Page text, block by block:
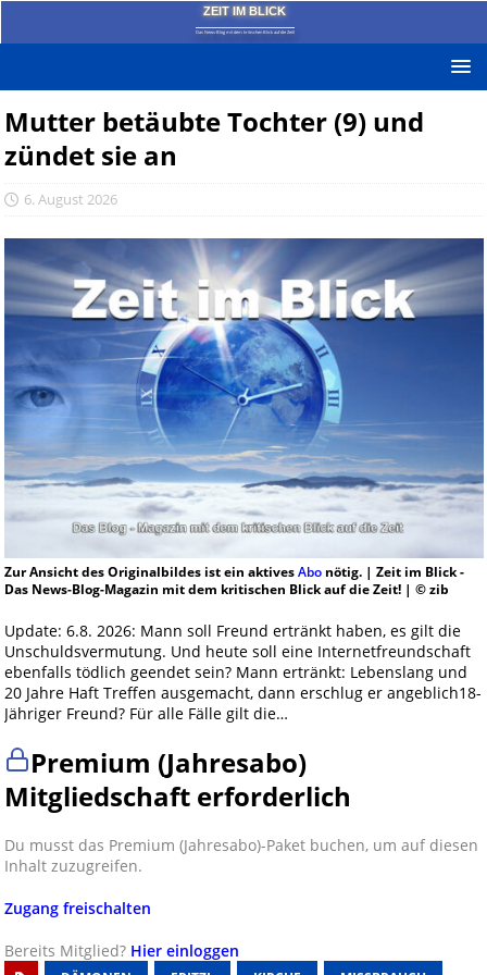
ZEIT IM BLICK
Das News-Blog mit dem kritischen Blick auf die Zeit!
Mutter betäubte Tochter (9) und
zündet sie an
6. August 2026
Zur Ansicht des Originalbildes ist ein aktivesAbonötig. | Zeit im Blick -
Das News-Blog-Magazin mit dem kritischen Blick auf die Zeit! | © zib
Update: 6.8. 2026: Mann soll Freund ertränkt haben, es gilt die
Unschuldsvermutung. Und heute soll eine Internetfreundschaft
ebenfalls tödlich geendet sein? Mann ertränkt: Lebenslang und
20 Jahre Haft Treffen ausgemacht, dann erschlug er angeblich18-
Jähriger Freund? Für alle Fälle gilt die…
Premium (Jahresabo)
Mitgliedschaft erforderlich
Du musst das Premium (Jahresabo)-Paket buchen, um auf diesen
Inhalt zuzugreifen.
Zugang freischalten
Bereits Mitglied? Hier einloggen